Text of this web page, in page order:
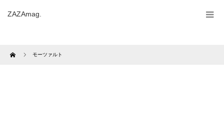
ZAZAmag.
Home モーツァルト